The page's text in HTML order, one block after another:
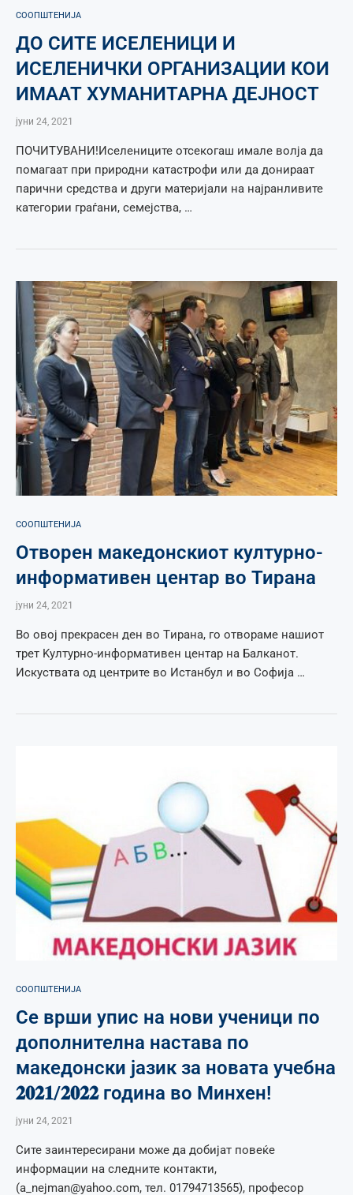
СООПШТЕНИЈА
ДО СИТЕ ИСЕЛЕНИЦИ И
ИСЕЛЕНИЧКИ ОРГАНИЗАЦИИ КОИ
ИМААТ ХУМАНИТАРНА ДЕЈНОСТ
јуни 24, 2021
ПОЧИТУВАНИ!Иселениците отсекогаш имале волја да
помагаат при природни катастрофи или да донираат
парични средства и други материјали на најранливите
категории граѓани, семејства, …
СООПШТЕНИЈА
Oтворeн македонскиот културно-
информативен центар во Тирана
јуни 24, 2021
Во овој прекрасен ден во Tирана, го отвораме нашиот
трет Kултурно-информативен центар на Балканот.
Искуствата од центрите во Истанбул и во Софија …
СООПШТЕНИЈА
Се врши упис на нови ученици по
дополнителна настава по
македонски јазик за новата учебна
𝟐𝟎𝟐𝟏/𝟐𝟎𝟐𝟐 година во Минхен!
јуни 24, 2021
Сите заинтересирани може да добијат повеќе
информации на следните контакти,
(a_nejman@yahoo.com, тел. 01794713565), професор